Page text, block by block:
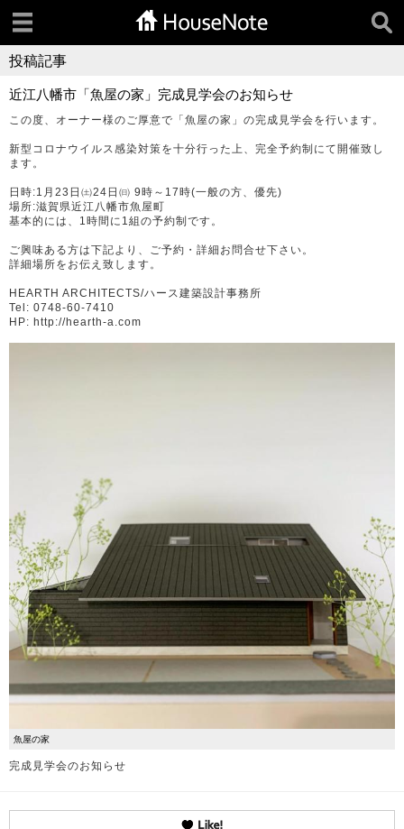
投稿記事
近江八幡市「魚屋の家」完成見学会のお知らせ
この度、オーナー様のご厚意で「魚屋の家」の完成見学会を行います。
新型コロナウイルス感染対策を十分行った上、完全予約制にて開催致し
ます。
日時:1月23日㈯24日㈰ 9時～17時(一般の方、優先)
場所:滋賀県近江八幡市魚屋町
基本的には、1時間に1組の予約制です。
ご興味ある方は下記より、ご予約・詳細お問合せ下さい。
詳細場所をお伝え致します。
HEARTH ARCHITECTS/ハース建築設計事務所
Tel: 0748-60-7410
HP: http://hearth-a.com
魚屋の家
完成見学会のお知らせ